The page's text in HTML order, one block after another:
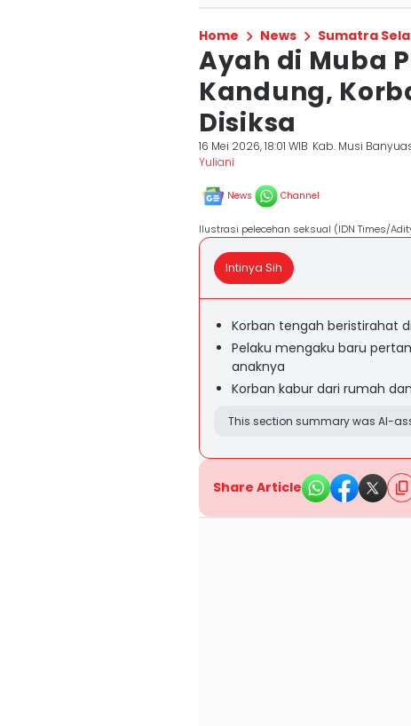
Home News Sumatra
Ayah di Muba
Kandung,
Disiksa
16 Mei 2026, 18:01 WIB Kab. Musi
Yuliani
News Channel
Ilustrasi pelecehan seksual (IDN Times/
Intinya Sih
Korban tengah beristirahat
Pelaku mengaku baru
anaknya
Korban kabur dari rumah
This section summary was AI-
Share Article